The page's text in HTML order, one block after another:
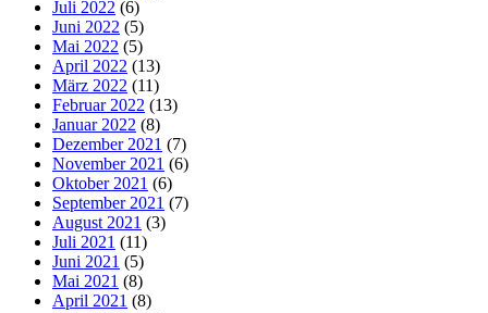
Juli 2022 (6)
Juni 2022 (5)
Mai 2022 (5)
April 2022 (13)
März 2022 (11)
Februar 2022 (13)
Januar 2022 (8)
Dezember 2021 (7)
November 2021 (6)
Oktober 2021 (6)
September 2021 (7)
August 2021 (3)
Juli 2021 (11)
Juni 2021 (5)
Mai 2021 (8)
April 2021 (8)